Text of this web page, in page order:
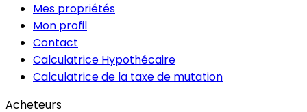
Mes propriétés
Mon profil
Contact
Calculatrice Hypothécaire
Calculatrice de la taxe de mutation
Acheteurs